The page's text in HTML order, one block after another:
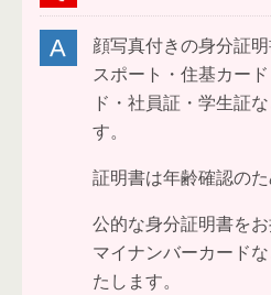
顔写真付きの身分証
スポート・住基カー
ド・社員証・学生証
す。
証明書は年齢確認のた
公的な身分証明書をお
マイナンバーカード
たします。